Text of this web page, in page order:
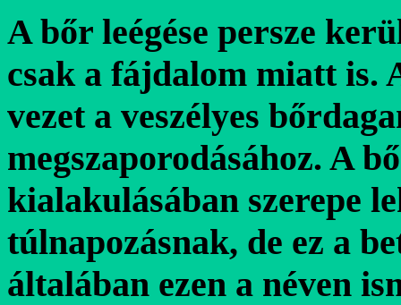
A bőr leégése persze
csak a fájdalom miatt is.
vezet a veszélyes
megszaporodásához. A
kialakulásában szerepe
túlnapozásnak, de ez a
általában ezen a néven